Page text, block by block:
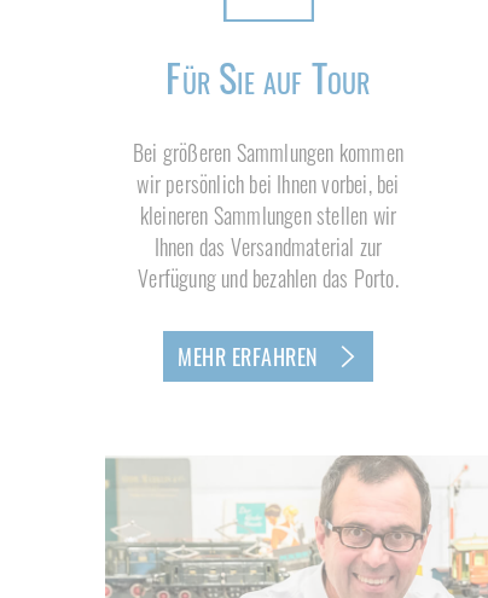
Für Sie auf Tour
Bei größeren Sammlungen kommen
wir persönlich bei Ihnen vorbei, bei
kleineren Sammlungen stellen wir
Ihnen das Versandmaterial zur
Verfügung und bezahlen das Porto.
MEHR ERFAHREN